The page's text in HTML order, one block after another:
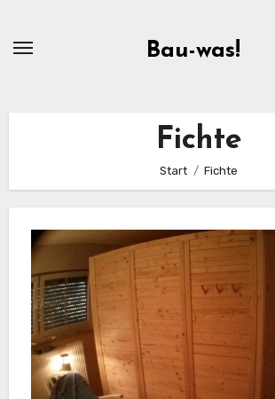
Bau-was!
Fichte
Start Fichte